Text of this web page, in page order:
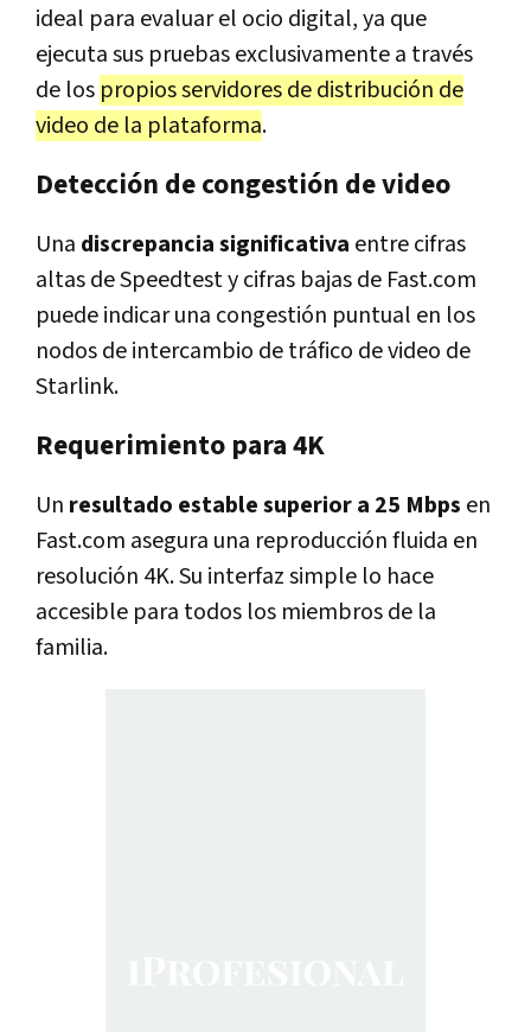
ideal para evaluar el ocio digital, ya que
ejecuta sus pruebas exclusivamente a través
de los propios servidores de distribución de
video de la plataforma.
Detección de congestión de video
Una discrepancia significativa entre cifras
altas de Speedtest y cifras bajas de Fast.com
puede indicar una congestión puntual en los
nodos de intercambio de tráfico de video de
Starlink.
Requerimiento para 4K
Un resultado estable superior a 25 Mbps en
Fast.com asegura una reproducción fluida en
resolución 4K. Su interfaz simple lo hace
accesible para todos los miembros de la
familia.